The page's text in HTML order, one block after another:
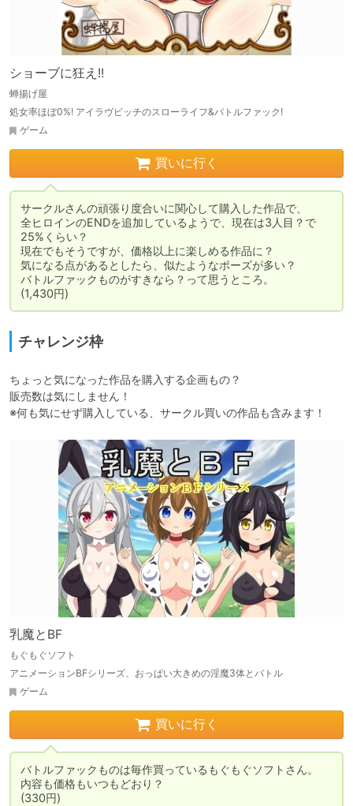
ショーブに狂え!!
蝉揚げ屋
処女率ほぼ0%! アイラヴビッチのスローライフ&バトルファック!
ゲーム
買いに行く
サークルさんの頑張り度合いに関心して購入した作品で、
全ヒロインのENDを追加しているようで、現在は3人目？で
25%くらい？
現在でもそうですが、価格以上に楽しめる作品に？
気になる点があるとしたら、似たようなポーズが多い？
バトルファックものがすきなら？って思うところ。
(1,430円)
チャレンジ枠
ちょっと気になった作品を購入する企画もの？
販売数は気にしません！
※何も気にせず購入している、サークル買いの作品も含みます！
乳魔とBF
もぐもぐソフト
アニメーションBFシリーズ、おっぱい大きめの淫魔3体とバトル
ゲーム
買いに行く
バトルファックものは毎作買っているもぐもぐソフトさん。
内容も価格もいつもどおり？
(330円)